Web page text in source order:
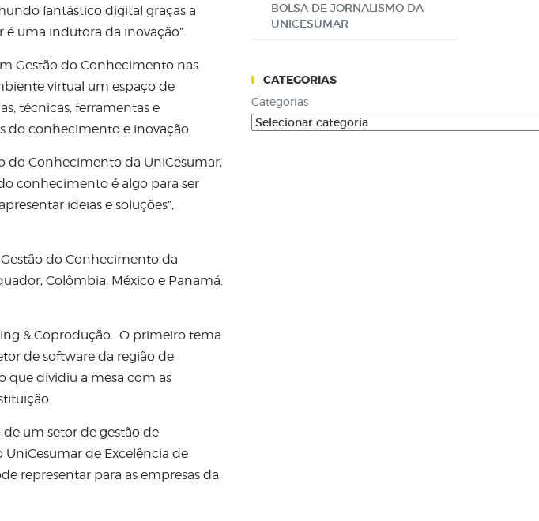
fantástico digital graças a
é uma indutora da inovação”.
Gestão do Conhecimento nas
virtual um espaço de
técnicas, ferramentas e
do conhecimento e inovação.
do Conhecimento da UniCesumar,
conhecimento é algo para ser
ideias e soluções”,
do Conhecimento da
Colômbia, México e Panamá.
& Coprodução. O primeiro tema
de software da região de
que dividiu a mesa com as
de um setor de gestão de
UniCesumar de Excelência de
representar para as empresas da
BOLSA DE JORNALISMO DA
UNICESUMAR
CATEGORIAS
Categorias